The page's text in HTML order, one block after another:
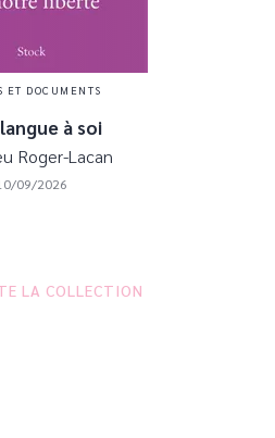
ET DOCUMENTS
à soi
Roger-Lacan
09/2026
LA COLLECTION